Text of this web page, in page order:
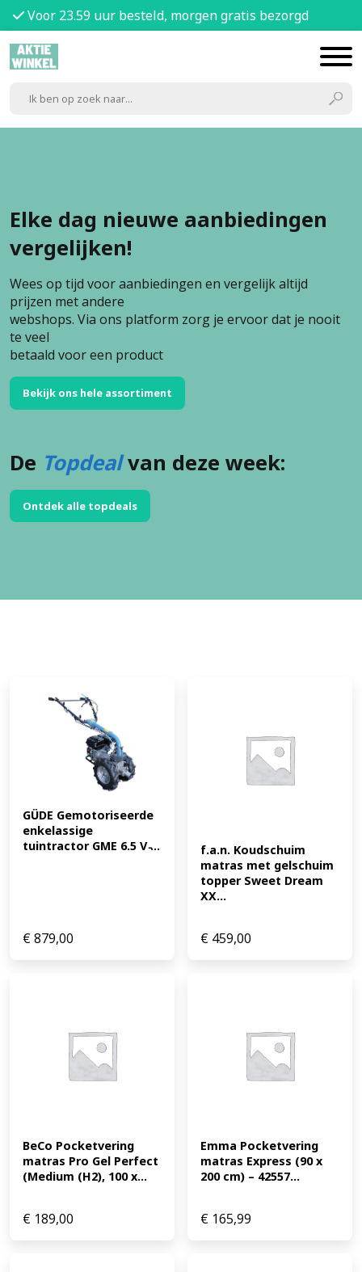
Voor 23.59 uur besteld, morgen gratis bezorgd
Elke dag nieuwe aanbiedingen
vergelijken!
Wees op tijd voor aanbiedingen en vergelijk altijd
prijzen met andere
webshops. Via ons platform zorg je ervoor dat je nooit
te veel
betaald voor een product
Bekijk ons hele assortiment
De Topdealvan deze week:
Ontdek alle topdeals
GÜDE Gemotoriseerde
enkelassige
tuintractor GME 6.5 V ̵...
€879,00
f.a.n. Koudschuim
matras met gelschuim
topper Sweet Dream
XX...
€ 459,00
BeCo Pocketvering
matras Pro Gel Perfect
(Medium (H2), 100 x...
€ 189,00
Emma Pocketvering
matras Express (90 x
200 cm) – 42557...
€ 165,99